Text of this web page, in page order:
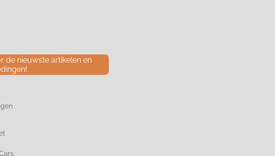
de nieuwste artikelen en